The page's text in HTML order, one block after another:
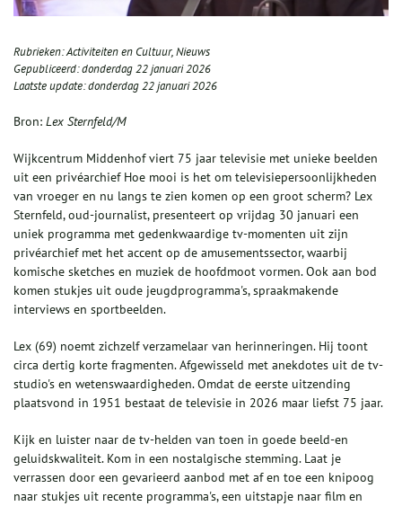
Rubrieken:Activiteiten en Cultuur,Nieuws
Gepubliceerd:donderdag 22 januari 2026
Laatste update:donderdag 22 januari 2026
Bron: Lex Sternfeld/M
Wijkcentrum Middenhof viert 75 jaar televisie met unieke beelden
uit een privéarchief Hoe mooi is het om televisiepersoonlijkheden
van vroeger en nu langs te zien komen op een groot scherm? Lex
Sternfeld, oud-journalist, presenteert op vrijdag 30 januari een
uniek programma met gedenkwaardige tv-momenten uit zijn
privéarchief met het accent op de amusementssector, waarbij
komische sketches en muziek de hoofdmoot vormen. Ook aan bod
komen stukjes uit oude jeugdprogramma's, spraakmakende
interviews en sportbeelden.
Lex (69) noemt zichzelf verzamelaar van herinneringen. Hij toont
circa dertig korte fragmenten. Afgewisseld met anekdotes uit de tv-
studio's en wetenswaardigheden. Omdat de eerste uitzending
plaatsvond in 1951 bestaat de televisie in 2026 maar liefst 75 jaar.
Kijk en luister naar de tv-helden van toen in goede beeld-en
geluidskwaliteit. Kom in een nostalgische stemming. Laat je
verrassen door een gevarieerd aanbod met af en toe een knipoog
naar stukjes uit recente programma's, een uitstapje naar film en